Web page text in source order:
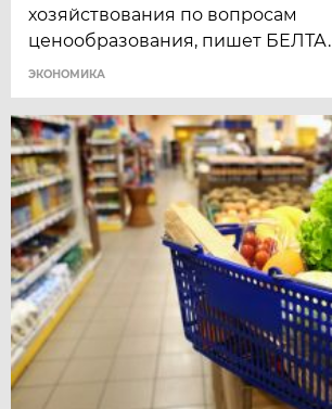
хозяйствования по вопросам
ценообразования, пишет БЕЛТА.
ЭКОНОМИКА